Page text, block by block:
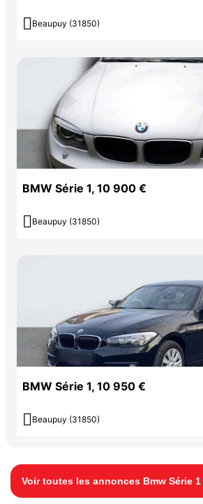
 Beaupuy (31850)
BMW Série 1, 10 900 €
 Beaupuy (31850)
BMW Série 1, 10 950 €
 Beaupuy (31850)
Voir toutes les annonces Bmw Série